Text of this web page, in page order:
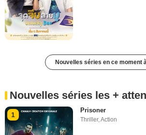
Nouvelles séries en ce moment
Nouvelles séries les +
1
Prisoner
Thriller,Action